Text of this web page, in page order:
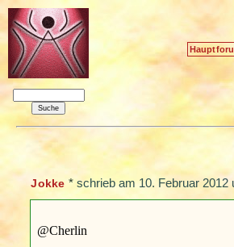
Jokke * schrieb am10. Februar 2012
@Cherlin